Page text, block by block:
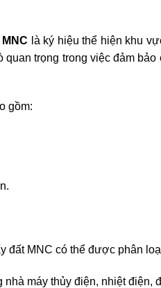
MNC là ký hiệu thể hiện khu
quan trọng trong việc đảm
gồm:
đất MNC có thể được phân
nhà máy thủy điện, nhiệt điện,